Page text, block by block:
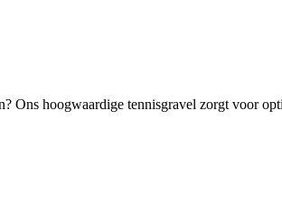
hoogwaardige tennisgravel zorgt voor